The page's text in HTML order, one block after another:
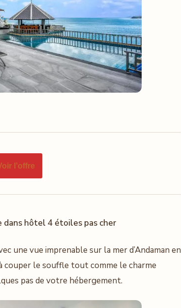
l’offre
dans hôtel 4 étoiles pas cher
une vue imprenable sur la mer d’Andaman en
couper le souffle tout comme le charme
pas de votre hébergement.